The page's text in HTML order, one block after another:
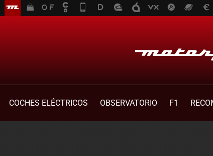
COCHES ELÉCTRICOS OBSERVATORIO F1